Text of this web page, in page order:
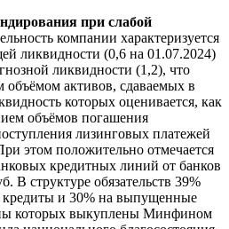
при слабой
компании характеризуется
ликвидности (0,6 на 01.07.2024)
ликвидности (1,2), что
объёмом активов, сдаваемых в
которых оценивается, как
объёмов погашения
лизинговых платежей
этом положительно отмечается
кредитных линий от банков
В структуре обязательств 39%
кредиты и 30% на выпущенные
которых выкуплены Минфином